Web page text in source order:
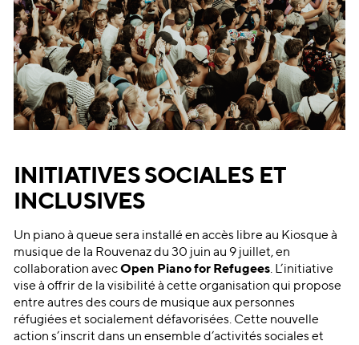
INITIATIVES SOCIALES ET
INCLUSIVES
Un piano à queue sera installé en accès libre au Kiosque à
musique de la Rouvenaz du 30 juin au 9 juillet, en
collaboration avecOpen Piano for Refugees. L’initiative
vise à offrir de la visibilité à cette organisation qui propose
entre autres des cours de musique aux personnes
réfugiées et socialement défavorisées. Cette nouvelle
action s’inscrit dans un ensemble d’activités sociales et